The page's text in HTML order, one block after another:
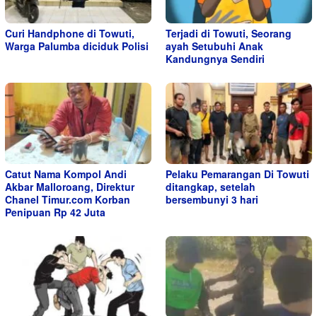
Curi Handphone di Towuti,
Warga Palumba diciduk Polisi
Terjadi di Towuti, Seorang
ayah Setubuhi Anak
Kandungnya Sendiri
Catut Nama Kompol Andi
Akbar Malloroang, Direktur
Chanel Timur.com Korban
Penipuan Rp 42 Juta
Pelaku Pemarangan Di Towuti
ditangkap, setelah
bersembunyi 3 hari